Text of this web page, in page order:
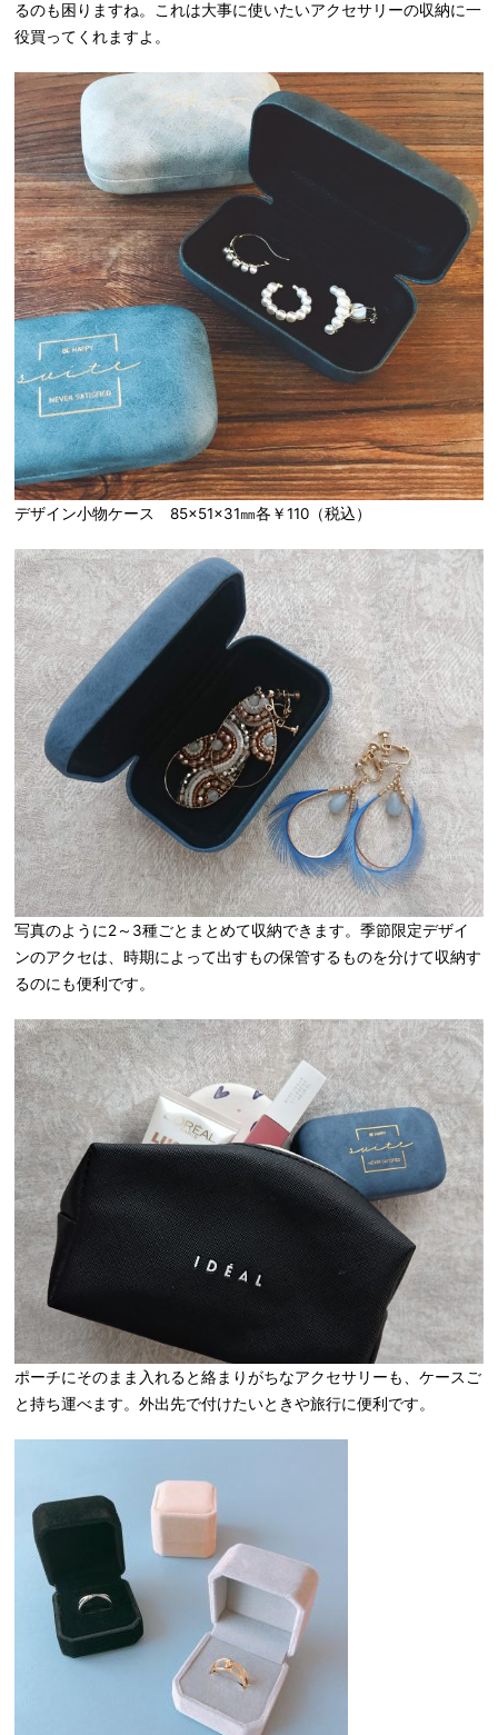
るのも困りますね。これは大事に使いたいアクセサリーの収納に一
役買ってくれますよ。
デザイン小物ケース 85×51×31㎜各￥110（税込）
写真のように2～3種ごとまとめて収納できます。季節限定デザイ
ンのアクセは、時期によって出すもの保管するものを分けて収納す
るのにも便利です。
ポーチにそのまま入れると絡まりがちなアクセサリーも、ケースご
と持ち運べます。外出先で付けたいときや旅行に便利です。